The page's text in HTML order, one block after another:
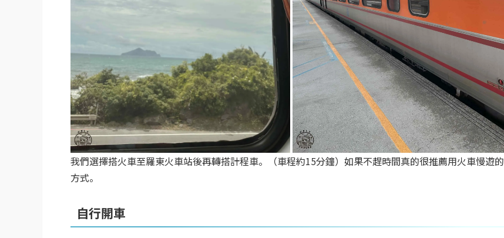
我們選擇搭火車至羅東火車站後再轉搭計程車。（車程約15分鐘）如果不趕時間真的很推薦用火車慢遊的
方式。
自行開車